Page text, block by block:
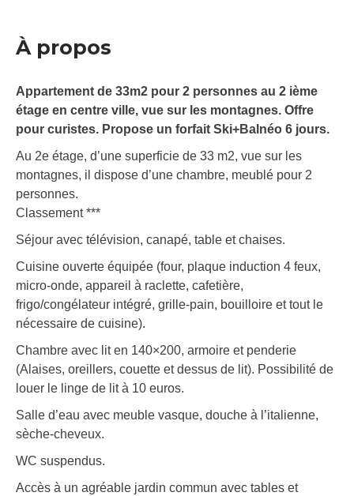
À propos
Appartement de 33m2 pour 2 personnes au 2 ième
étage en centre ville, vue sur les montagnes. Offre
pour curistes. Propose un forfait Ski+Balnéo 6 jours.
Au 2e étage, d’une superficie de 33 m2, vue sur les
montagnes, il dispose d’une chambre, meublé pour 2
personnes.
Classement ***
Séjour avec télévision, canapé, table et chaises.
Cuisine ouverte équipée (four, plaque induction 4 feux,
micro-onde, appareil à raclette, cafetière,
frigo/congélateur intégré, grille-pain, bouilloire et tout le
nécessaire de cuisine).
Chambre avec lit en 140×200, armoire et penderie
(Alaises, oreillers, couette et dessus de lit). Possibilité de
louer le linge de lit à 10 euros.
Salle d’eau avec meuble vasque, douche à l’italienne,
sèche-cheveux.
WC suspendus.
Accès à un agréable jardin commun avec tables et